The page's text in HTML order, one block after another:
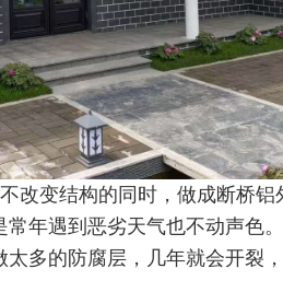
改变结构的同时，做成断桥铝
年遇到恶劣天气也不动声色
多的防腐层，几年就会开裂